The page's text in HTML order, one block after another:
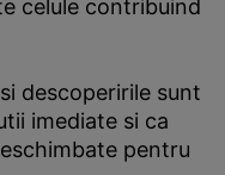
celule contribuind
descoperirile sunt
imediate si ca
pentru